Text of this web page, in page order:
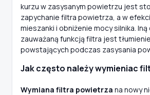
kurzu w zasysanym powietrzu jest
zapychanie filtra powietrza, a w
mieszanki i obniżenie mocy silnika.
zauważaną funkcją filtra jest
powstających podczas zasysania
Jak często należy wymieniac
Wymiana filtra powietrza na nowy